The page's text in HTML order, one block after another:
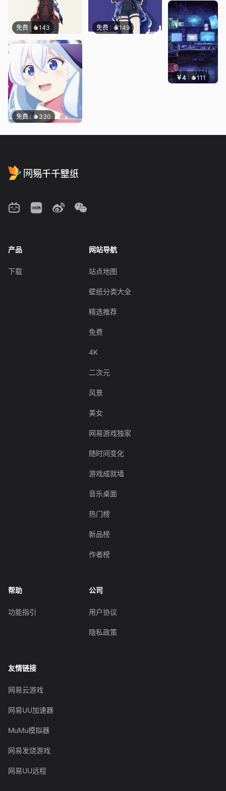
免费 143 免费 149
免费 330
￥4 111 楚梦缘
产品
下载
网站导航
站点地图
壁纸分类大全
精选推荐
免费
4K
二次元
风景
美女
网易游戏独家
随时间变化
游戏成就墙
音乐桌面
热门榜
新品榜
作者榜
帮助
功能指引
公司
用户协议
隐私政策
友情链接
网易云游戏
网易UU加速器
MuMu模拟器
网易发烧游戏
网易UU远程